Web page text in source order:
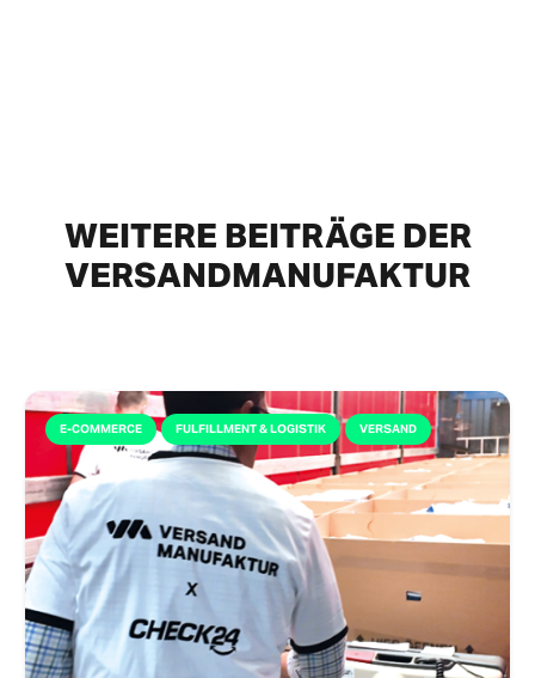
WEITERE BEITRÄGE DER
VERSANDMANUFAKTUR
E-COMMERCE FULFILLMENT & LOGISTIK VERSAND